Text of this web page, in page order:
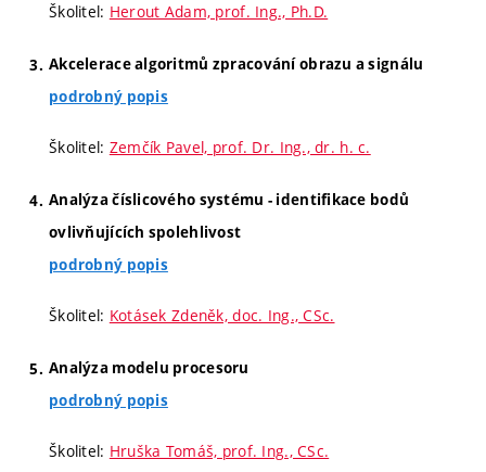
Školitel: Herout Adam, prof. Ing., Ph.D.
Akcelerace algoritmů zpracování obrazu a signálu
podrobný popis
Školitel: Zemčík Pavel, prof. Dr. Ing., dr. h. c.
Analýza číslicového systému - identifikace bodů
ovlivňujících spolehlivost
podrobný popis
Školitel: Kotásek Zdeněk, doc. Ing., CSc.
Analýza modelu procesoru
podrobný popis
Školitel: Hruška Tomáš, prof. Ing., CSc.